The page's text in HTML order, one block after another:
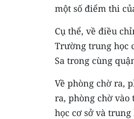
một số điểm thi
Cụ thể, về điều
Trường trung học
Sa trong cùng
Về phòng chờ ra,
ra, phòng chờ
học cơ sở và